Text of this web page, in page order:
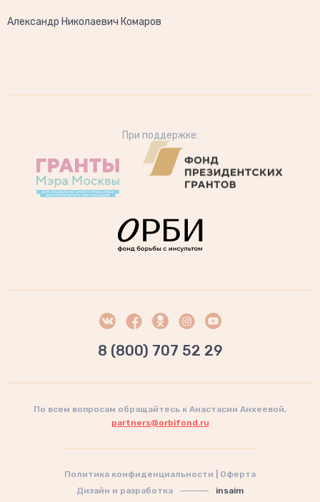
Александр Николаевич Комаров
При поддержке:
8 (800) 707 52 29
Политика конфиденциальности Оферта
По всем вопросам обращайтесь к Анастасии Анхеевой,
partners@orbifond.ru
Дизайн и разработка insaim